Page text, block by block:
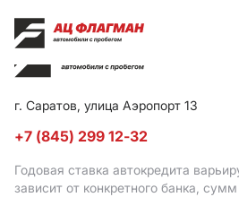
г. Саратов, улица Аэропорт 13
+7 (845) 299 12-32
Годовая ставка автокредита
зависит от конкретного банка,